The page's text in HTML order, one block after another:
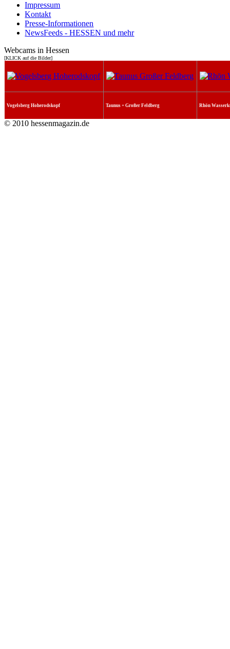
Impressum
Kontakt
Presse-Informationen
NewsFeeds - HESSEN und mehr
Webcams in Hessen
[KLICK auf die Bilder]
Vogelsberg Hoherodskopf Taunus + Großer Feldberg Rhön
© 2010 hessenmagazin.de